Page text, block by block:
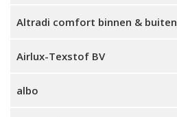
Altradi comfort binnen & buiten
Airlux-Texstof BV
albo